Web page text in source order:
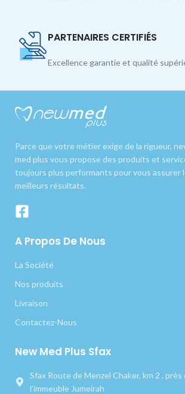
PARTENAIRES CERTIFIÉS
Excellence garantie et qualité
Parce que votre métier exige de la rigueur,
med plus vous propose des produits et
toujours plus performants pour vous assurer
meilleurs résultats.
A Propos De Nous
La Société
Nos produits
Livraison
Contactez-Nous
New Med Plus Sfax
Sfax Route de Menzel Chaker, km 2 , près
l’immeuble Jumeirah